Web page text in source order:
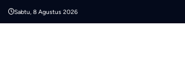
Sabtu, 8 Agustus 2026